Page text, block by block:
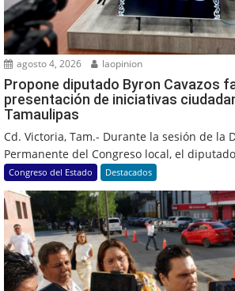
agosto 4, 2026 laopinion
Propone diputado Byron Cavazos
presentación de iniciativas
Tamaulipas
Cd. Victoria, Tam.- Durante la sesión de la
Permanente del Congreso local, el
Congreso del Estado Destacados